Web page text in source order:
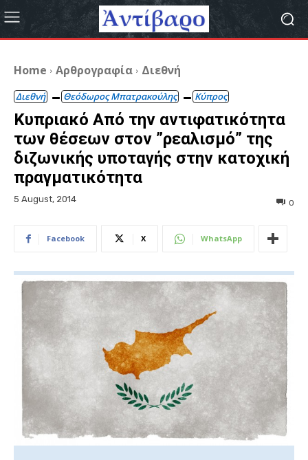
Home Αρθρογραφία Διεθνή
Διεθνή Θεόδωρος Μπατρακούλης Κύπρος
Κυπριακό Από την αντιφατικότητα
των θέσεων στον ”ρεαλισμό” της
διζωνικής υποταγής στην κατοχική
πραγματικότητα
5 August, 2014 0
Facebook X WhatsApp